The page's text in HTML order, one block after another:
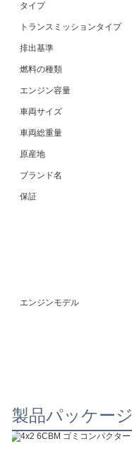
タイプ
トランスミッションタイプ
排出基準
燃料の種類
エンジン容量
車両サイズ
車両総重量
原産地
ブランド名
保証
エンジンモデル
製品パッケージ